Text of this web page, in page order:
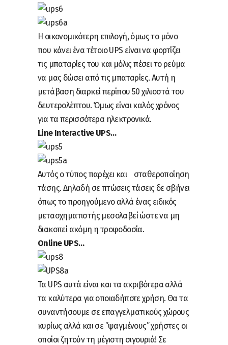
Η οικονομικότερη επιλογή, όμως το μόνο
που κάνει ένα τέτοιο UPS είναι να φορτίζει
τις μπαταρίες του και μόλις πέσει το ρεύμα
να μας δώσει από τις μπαταρίες. Αυτή η
μετάβαση διαρκεί περίπου 50 χιλιοστά του
δευτερολέπτου. Όμως είναι καλός χρόνος
για τα περισσότερα ηλεκτρονικά.
Line Interactive UPS…
Αυτός ο τύπος παρέχει και σταθεροποίηση
τάσης. Δηλαδή σε πτώσεις τάσεις δε σβήνει
όπως το προηγούμενο αλλά ένας ειδικός
μετασχηματιστής μεσολαβεί ώστε να μη
διακοπεί ακόμη η τροφοδοσία.
Online UPS…
Τα UPS αυτά είναι και τα ακριβότερα αλλά
τα καλύτερα για οποιαδήποτε χρήση. Θα τα
συναντήσουμε σε επαγγελματικούς χώρους
κυρίως αλλά και σε ”ψαγμένους” χρήστες οι
οποίοι ζητούν τη μέγιστη σιγουριά! Σε